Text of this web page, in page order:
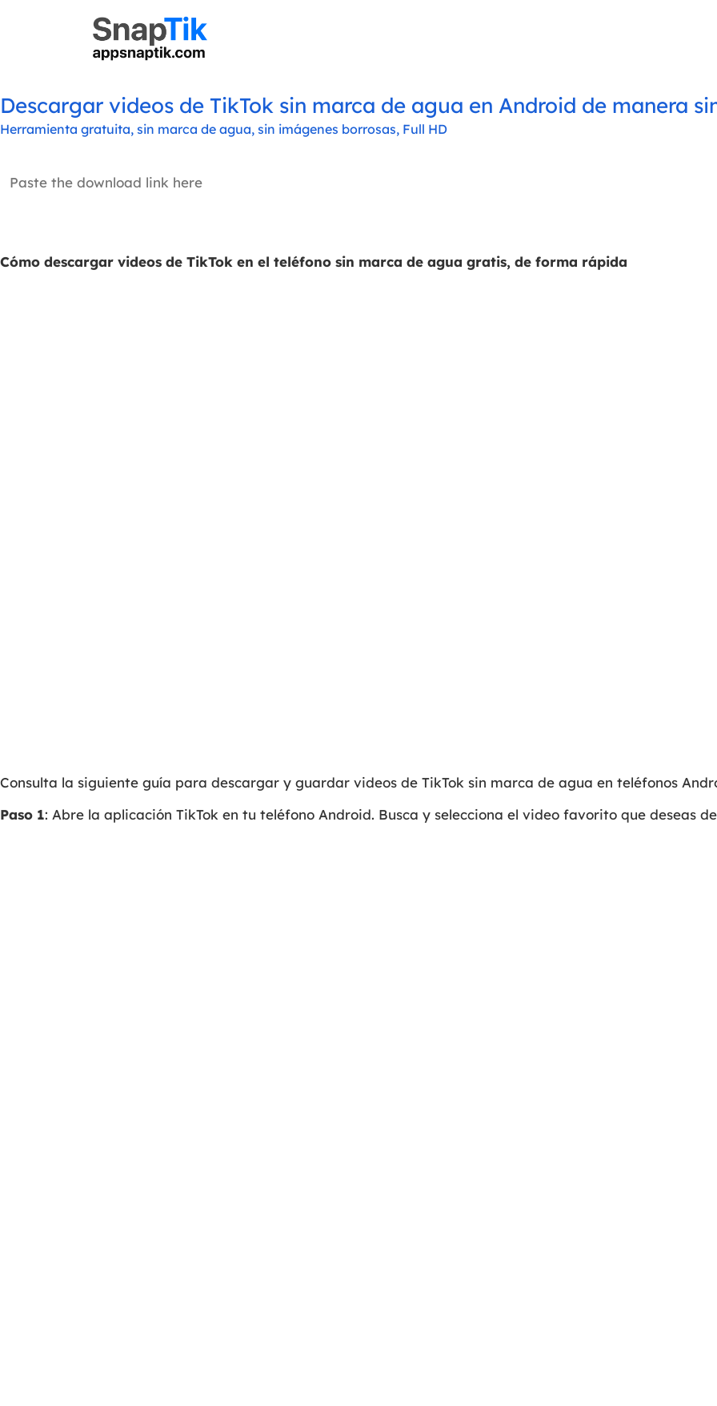
Descargar videos de TikTok sin marca de agua en Android de manera
Herramienta gratuita, sin marca de agua, sin imágenes borrosas, Full HD
Cómo descargar videos de TikTok en el teléfono sin marca de agua gratis, de forma rápida
Consulta la siguiente guía para descargar y guardar videos de TikTok sin marca de agua en teléfonos
Paso 1: Abre la aplicación TikTok en tu teléfono Android. Busca y selecciona el video favorito que deseas